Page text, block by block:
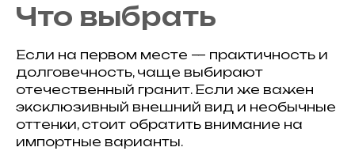
Что выбрать
Если на первом месте — практичность и
долговечность, чаще выбирают
отечественный гранит. Если же важен
эксклюзивный внешний вид и необычные
оттенки, стоит обратить внимание на
импортные варианты.